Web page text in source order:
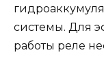
системы. Для
работы реле